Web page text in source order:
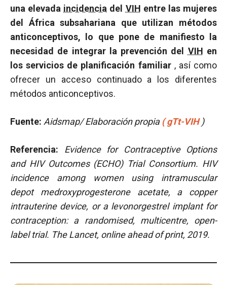
una elevada incidencia del VIH entre las mujeres
del África subsahariana que utilizan métodos
anticonceptivos, lo que pone de manifiesto la
necesidad de integrar la prevención del VIH en
los servicios de planificación familiar , así como
ofrecer un acceso continuado a los diferentes
métodos anticonceptivos.
Fuente: Aidsmap/ Elaboración propia ( gTt-VIH )
Referencia: Evidence for Contraceptive Options
and HIV Outcomes (ECHO) Trial Consortium. HIV
incidence among women using intramuscular
depot medroxyprogesterone acetate, a copper
intrauterine device, or a levonorgestrel implant for
contraception: a randomised, multicentre, open-
label trial. The Lancet, online ahead of print, 2019.